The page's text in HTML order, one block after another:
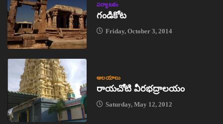
పర్యాటకం
గండికోట
Friday, October 3, 2014
ఆలయాలు
రాయచోటి వీరభద్రాలయం
Saturday, May 12, 2012